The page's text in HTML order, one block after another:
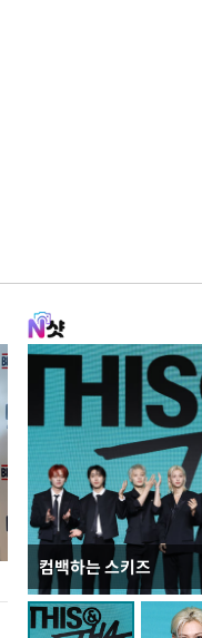
컴백하는 스키즈
이 대통령, 국가폭력
가 책임지고 치유"